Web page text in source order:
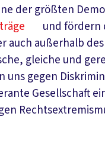
der größten
und fördern
auch außerhalb
gleiche und
uns gegen
Gesellschaft